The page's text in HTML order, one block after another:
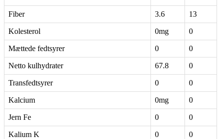
Fiber 3.6 13
Kolesterol 0mg 0
Mættede fedtsyrer 0 0
Netto kulhydrater 67.8 0
Transfedtsyrer 0 0
Kalcium 0mg 0
Jern Fe 0 0
Kalium K 0 0